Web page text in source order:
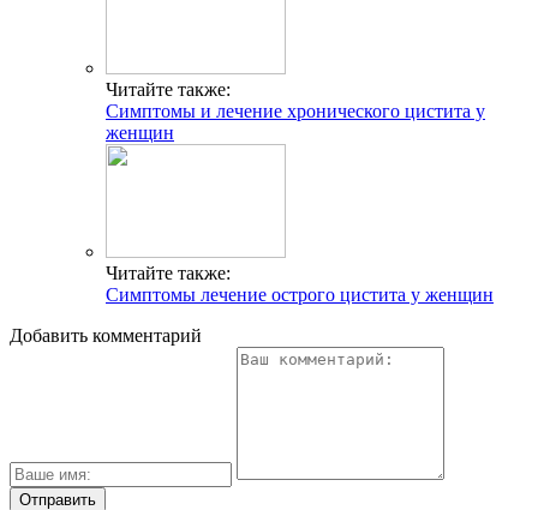
Читайте также:
Симптомы и лечение хронического цистита у
женщин
Читайте также:
Симптомы лечение острого цистита у женщин
Добавить комментарий